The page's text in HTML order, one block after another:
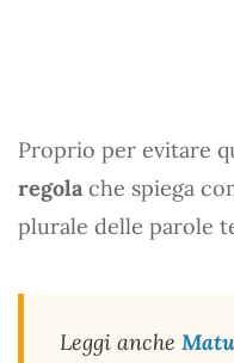
Proprio per evitare
regola che spiega
plurale delle parole
Leggi anche